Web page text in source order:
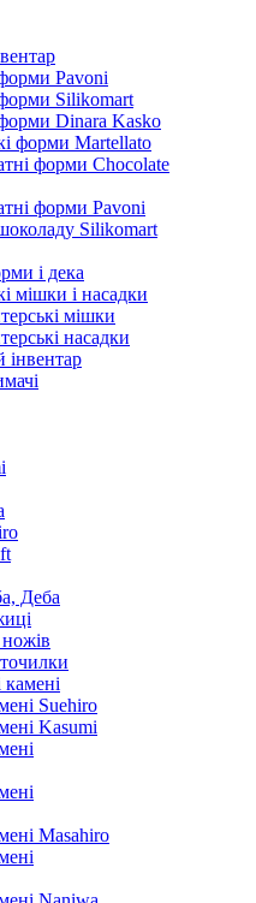
Pavoni
Silikomart
Dinara Kasko
форми Martellato
форми Chocolate
форми Pavoni
Silikomart
і дека
мішки і насадки
мішки
насадки
Деба
камені
Suehiro
Kasumi
Masahiro